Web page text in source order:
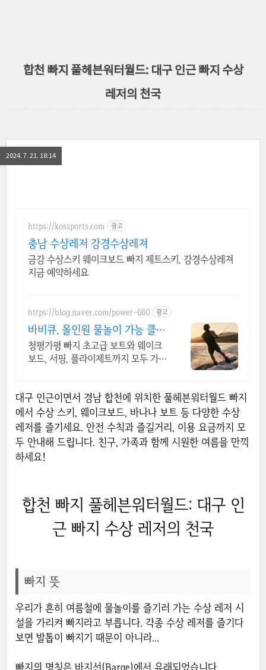
합천 빠지 풀헤븐워터월드: 대구 인근 빠지 수상
레저의 천국
2024. 7. 21. 18:14
https://kossports.com 광고
충남 수상레저 강경수상레져
금강 수상스키 웨이크보드 빠지 제트스키, 강경수상레져
지금 예약하세요
https://blog.naver.com/power-660 광고
바비큐, 올인원 물놀이 가능 클럽
노래와 매점, 주차장완비
청평가평 빠지 초고급 보트와 웨이크
보드, 서핑, 플라이제트까지 모두 가
대구 인근이면서 경남 합천에 위치한 풀헤븐워터월드 빠지
에서 수상 스키, 웨이크보드, 바나나 보트 등 다양한 수상
레저를 즐기세요. 안전 수칙과 즐길거리, 이용 요금까지 모
두 안내해 드립니다. 친구, 가족과 함께 시원한 여름을 만끽
하세요!
합천 빠지 풀헤븐워터월드: 대구 인
근 빠지 수상 레저의 천국
빠지 뜻
우리가 흔히 여름철에 물놀이를 즐기러 가는 수상 레저 시
설을 가리켜 빠지라고 부릅니다. 각종 수상 레저를 즐기다
보면 발톱이 빠지기 때문이 아니라...
빠지의 명칭은 바지선(Barge)에서 유래되었습니다.